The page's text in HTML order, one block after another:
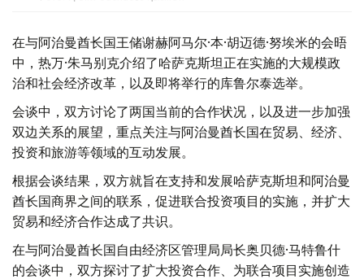
在与阿治曼酋长国王储谢赫阿马尔·本·胡迈德·努埃米的会晤
中，热万·朱马别克介绍了哈萨克斯坦正在实施的大规模政
治和社会经济改革，以及即将举行的库鲁尔泰选举。
会谈中，双方讨论了两国当前的合作状况，以及进一步加强
双边关系的展望，重点关注与阿治曼酋长国在贸易、经济、
投资和旅游等领域的互动发展。
根据会谈结果，双方就旨在支持和发展哈萨克斯坦和阿治曼
酋长国商界之间的联系，促进联合投资项目的实施，并扩大
贸易和经济合作达成了共识。
在与阿治曼酋长国自由经济区管理局局长奥贝德·马特鲁什
的会谈中，双方探讨了扩大投资合作、为联合项目实施创造